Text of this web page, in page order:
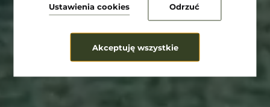
zautomatyzowanego dopasowania reklam do Twoich
zainteresowań, mierzenia ich skuteczności oraz
szczegółowe preferencje dotyczące zgód możesz
dokonać wustawieniach.
Ustawienia cookies Odrzuć
Akceptuję wszystkie